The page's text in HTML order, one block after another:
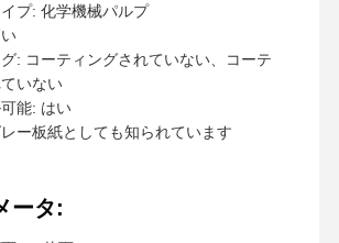
パー
プ: 化学機械パルプ
: コーティングされていない、コーテ
いない
能: はい
ー板紙としても知られています
ータ: